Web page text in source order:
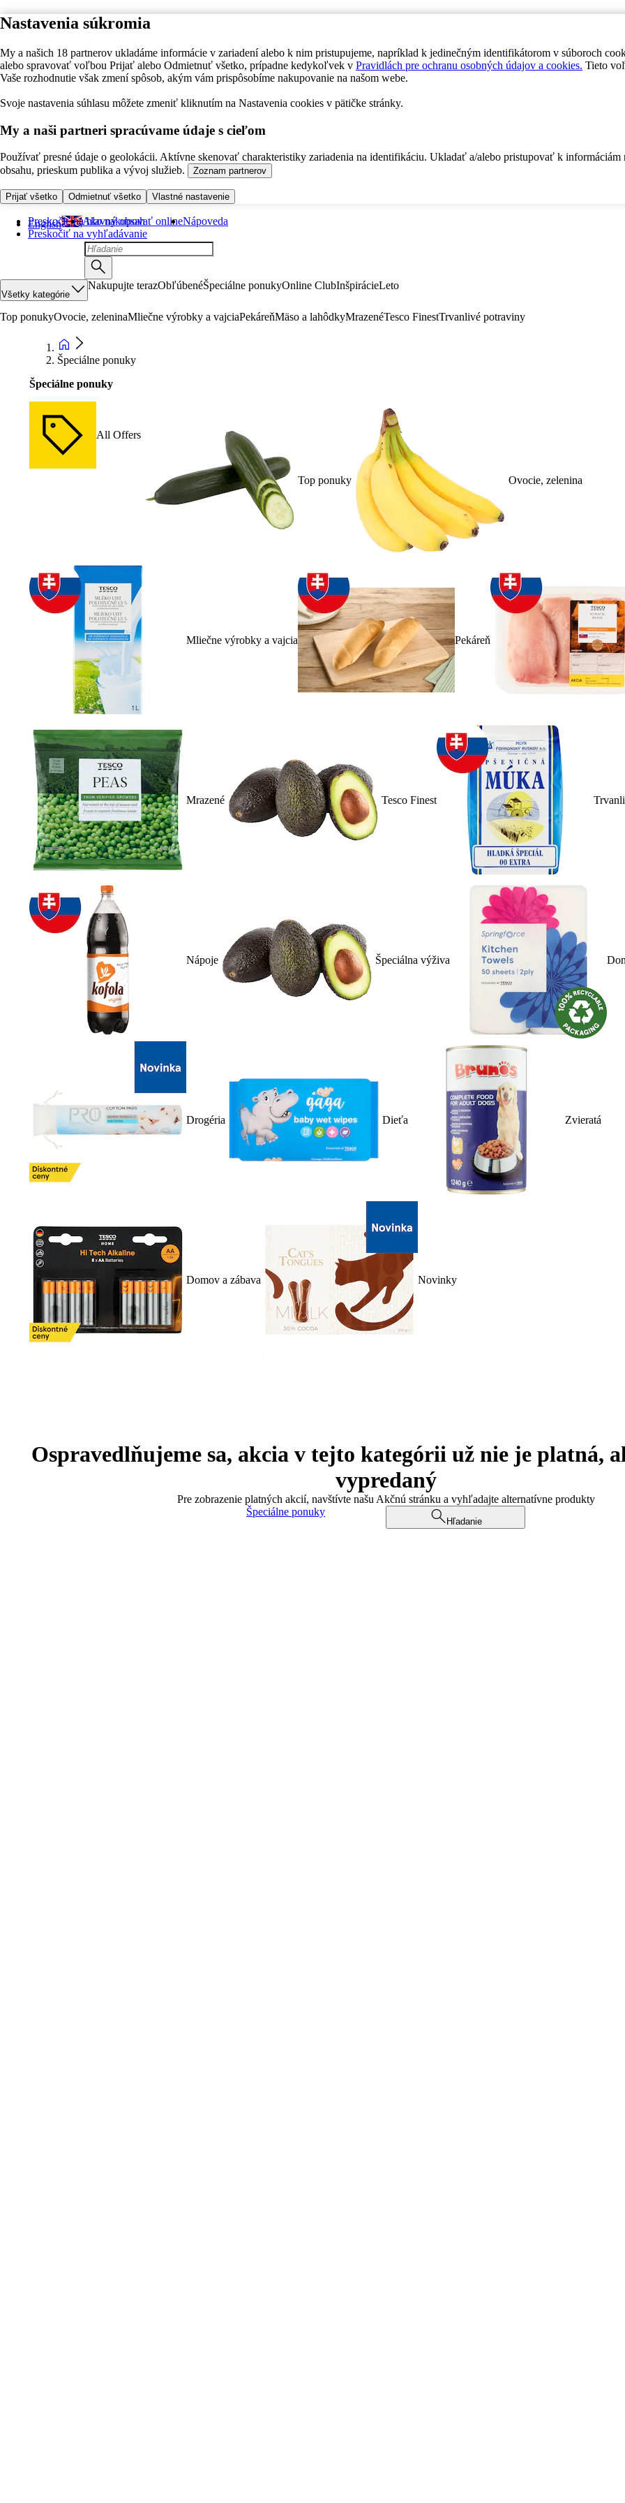
Nastavenia súkromia
My a našich 18 partnerov ukladáme informácie v zariadení alebo k nim pristupujeme, napríklad k jedinečným identifikátorom v súboroch
alebo spravovať voľbou Prijať alebo Odmietnuť všetko, prípadne kedykoľvek v Pravidlách pre ochranu osobných údajov a cookies. Tieto
Vaše rozhodnutie však zmení spôsob, akým vám prispôsobíme nakupovanie na našom webe.
Svoje nastavenia súhlasu môžete zmeniť kliknutím na Nastavenia cookies v pätičke stránky.
My a naši partneri spracúvame údaje s cieľom
Používať presné údaje o geolokácii. Aktívne skenovať charakteristiky zariadenia na identifikáciu. Ukladať a/alebo pristupovať k informáciám
obsahu, prieskum publika a vývoj služieb.
Zoznam partnerov
Prijať všetko Odmietnuť všetko Vlastné nastavenie
Preskočiť na hlavný obsah
Preskočiť na vyhľadávanie
English Ako nakupovať onlineNápoveda
Všetky kategórie
Nakupujte terazObľúbenéŠpeciálne ponukyOnline ClubInšpirácieLeto
Top ponukyOvocie, zeleninaMliečne výrobky a vajciaPekáreňMäso a lahôdkyMrazenéTesco FinestTrvanlivé potraviny
Špeciálne ponuky
Špeciálne ponuky
All Offers
Top ponuky Ovocie, zelenina
Mliečne výrobky a vajcia Pekáreň
Mrazené Tesco Finest
Nápoje Špeciálna výživa
Drogéria Dieťa Zvieratá
Domov a zábava Novinky
Ospravedlňujeme sa, akcia v tejto kategórii už nie je platná,
vypredaný
Pre zobrazenie platných akcií, navštívte našu Akčnú stránku a vyhľadajte alternatívne produkty
Špeciálne ponuky
Hľadanie